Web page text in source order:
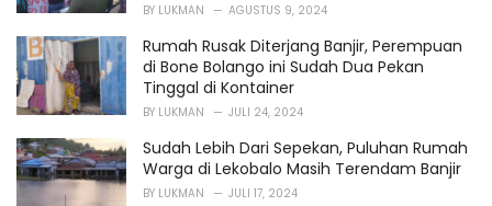
BY LUKMAN AGUSTUS 9, 2024
Rumah Rusak Diterjang Banjir, Perempuan
di Bone Bolango ini Sudah Dua Pekan
Tinggal di Kontainer
BY LUKMAN JULI 24, 2024
Sudah Lebih Dari Sepekan, Puluhan Rumah
Warga di Lekobalo Masih Terendam Banjir
BY LUKMAN JULI 17, 2024